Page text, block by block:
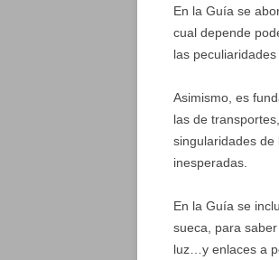
En la Guía se
cual depende
las
Asimismo, es
las de
singularidades
inesperadas.
En la Guía se
sueca, para
luz…y enlaces a